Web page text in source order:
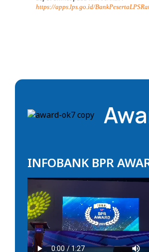
https://apps.lps.go.id/
INFOBANK BPR